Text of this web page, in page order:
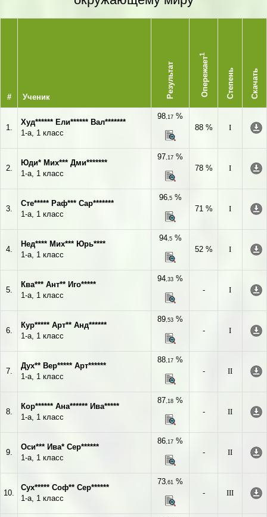
# Ученик Результат Опережает
1
Степень Скачать
1.
Худ****** Ели****** Вал*******
1-а, 1 класс
98,17 %
88 %
I
2.
Юди* Мих*** Дми*******
1-а, 1 класс
97,17 %
78 %
I
3.
Сте***** Раф*** Сар*******
1-а, 1 класс
96,5%
71 %
I
4.
Нед**** Мих*** Юрь****
1-а, 1 класс
94,5%
52 %
I
5.
Ква*** Ант** Иго*****
1-а, 1 класс
94,33 %
-
I
6.
Кур***** Арт** Анд******
1-а, 1 класс
89,53 %
-
I
7.
Дух** Вер***** Арт******
1-а, 1 класс
88,17 %
-
II
8.
Кор****** Ана****** Ива*****
1-а, 1 класс
87,18 %
-
II
9.
Оси*** Ива* Сер******
1-а, 1 класс
86,17 %
-
II
10.
Сух***** Соф** Сер******
1-а, 1 класс
73,61 %
-
III